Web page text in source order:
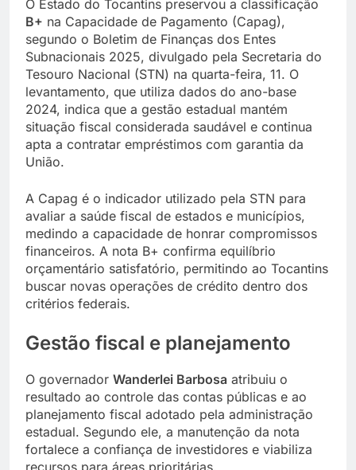
O Estado do Tocantins preservou a classificação
B+ na Capacidade de Pagamento (Capag),
segundo o Boletim de Finanças dos Entes
Subnacionais 2025, divulgado pela Secretaria do
Tesouro Nacional (STN) na quarta-feira, 11. O
levantamento, que utiliza dados do ano-base
2024, indica que a gestão estadual mantém
situação fiscal considerada saudável e continua
apta a contratar empréstimos com garantia da
União.
A Capag é o indicador utilizado pela STN para
avaliar a saúde fiscal de estados e municípios,
medindo a capacidade de honrar compromissos
financeiros. A nota B+ confirma equilíbrio
orçamentário satisfatório, permitindo ao Tocantins
buscar novas operações de crédito dentro dos
critérios federais.
Gestão fiscal e planejamento
O governador Wanderlei Barbosa atribuiu o
resultado ao controle das contas públicas e ao
planejamento fiscal adotado pela administração
estadual. Segundo ele, a manutenção da nota
fortalece a confiança de investidores e viabiliza
recursos para áreas prioritárias.